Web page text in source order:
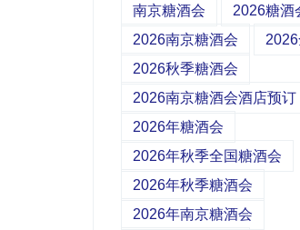
南京糖酒会
2026糖酒
2026南京糖酒会
2026秋季糖酒会
2026南京糖酒会酒店预订
2026年糖酒会
2026年秋季全国糖酒会
2026年秋季糖酒会
2026年南京糖酒会